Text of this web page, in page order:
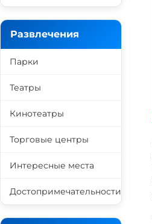
Развлечения
Парки
Театры
Кинотеатры
Торговые центры
Интересные места
Достопримечательности